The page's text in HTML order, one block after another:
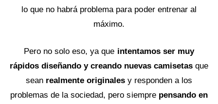
lo que no habrá problema para poder entrenar al
máximo.
Pero no solo eso, ya que intentamos ser muy
rápidos diseñando y creando nuevas camisetas que
sean realmente originales y responden a los
problemas de la sociedad, pero siemprepensando en